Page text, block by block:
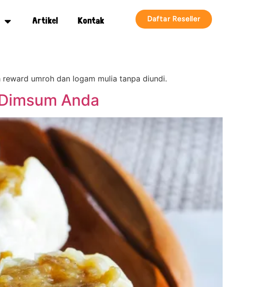
Artikel Kontak Daftar Reseller
umroh dan logam mulia tanpa diundi.
Anda